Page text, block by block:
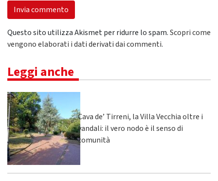
Questo sito utilizza Akismet per ridurre lo spam.Scopri come
vengono elaborati i dati derivati dai commenti.
Leggi anche
Cava de’ Tirreni, la Villa Vecchia oltre i
vandali: il vero nodo è il senso di
comunità